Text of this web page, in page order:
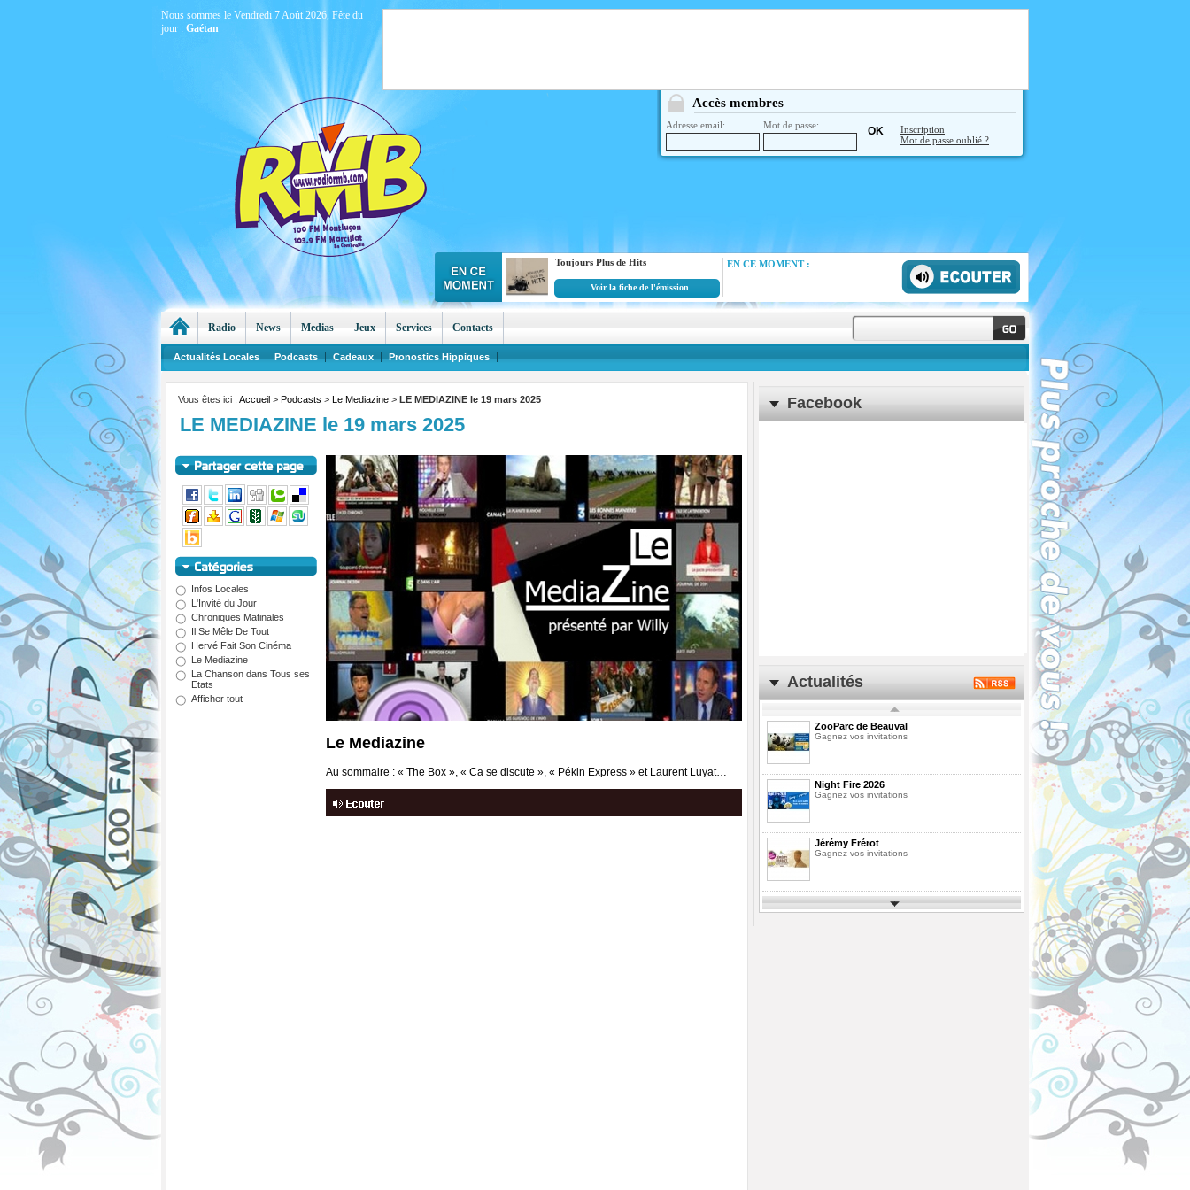
Vous êtes ici : Accueil > Podcasts > Le Mediazine > LE MEDIAZINE le 19 mars 2025
LE MEDIAZINE le 19 mars 2025
Le Mediazine
Au sommaire : « The Box », « Ca se discute », « Pékin Express » et Laurent Luyat…
Infos Locales
L'Invité du Jour
Chroniques Matinales
Il Se Mêle De Tout
Hervé Fait Son Cinéma
Le Mediazine
La Chanson dans Tous ses
Etats
Afficher tout
Facebook
Actualités
ZooParc de Beauval
Gagnez vos invitations
Night Fire 2026
Gagnez vos invitations
Jérémy Frérot
Gagnez vos invitations
Parcs d'Attractions et de Loisirs 2026
Toujours Plus de Hits
Voir la fiche de l'émission
EN CE MOMENT :
Accès membres
Adresse email: Mot de passe:
Inscription
Mot de passe oublié ?
Radio News Medias Jeux Services Contacts
Actualités Locales Podcasts Cadeaux Pronostics Hippiques
Nous sommes le Vendredi 7 Août 2026, Fête du
jour : Gaétan